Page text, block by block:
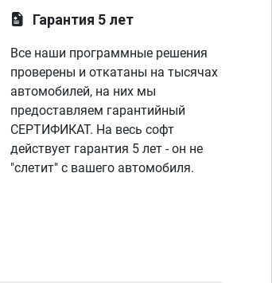
Гарантия 5 лет
Все наши программные решения
проверены и откатаны на тысячах
автомобилей, на них мы
предоставляем гарантийный
СЕРТИФИКАТ. На весь софт
действует гарантия 5 лет - он не
"слетит" с вашего автомобиля.